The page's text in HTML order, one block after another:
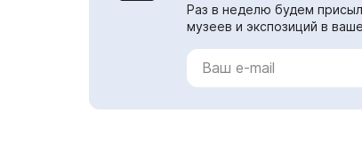
Раз в неделю будем
музеев и экспозиций в